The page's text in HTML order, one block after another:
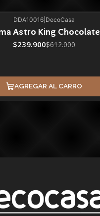
DDA10016 DecoCasa
Astro King Chocolate
$239.900$612.000
AGREGAR AL CARRO